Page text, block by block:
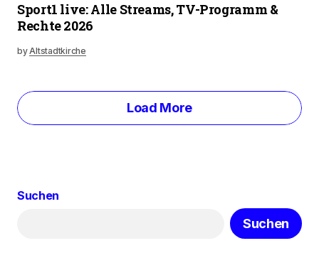
Sport1 live: Alle Streams, TV-Programm &
Rechte 2026
byAltstadtkirche
Load More
Suchen
Suchen